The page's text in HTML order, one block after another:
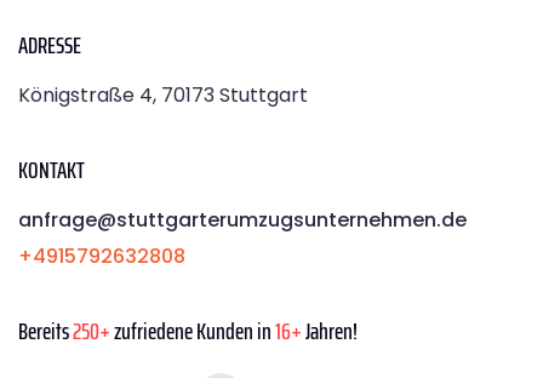
ADRESSE
Königstraße 4, 70173 Stuttgart
KONTAKT
anfrage@stuttgarterumzugsunternehmen.de
+4915792632808
Bereits250+zufriedene Kunden in16+Jahren!